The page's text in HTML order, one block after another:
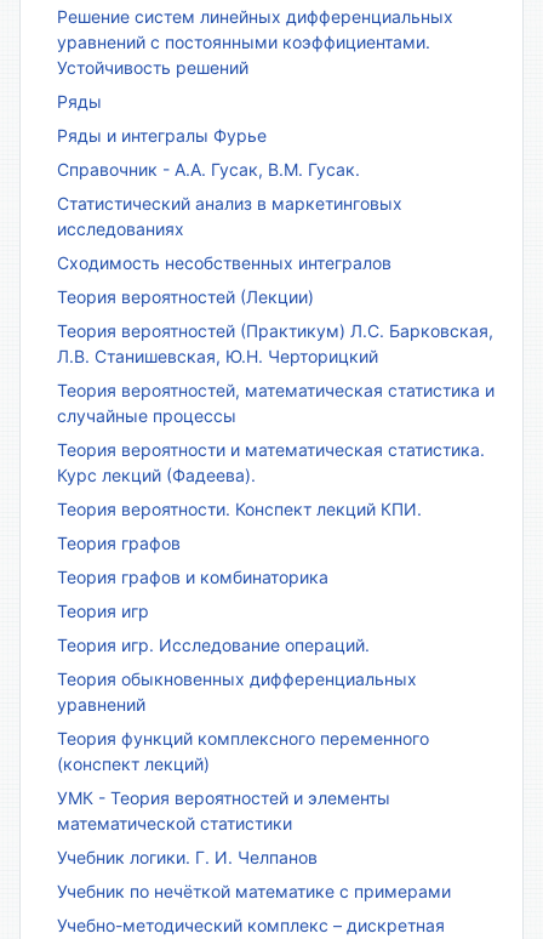
Решение систем линейных дифференциальных
уравнений с постоянными коэффициентами.
Устойчивость решений
Ряды
Ряды и интегралы Фурье
Справочник - А.А. Гусак, В.М. Гусак.
Статистический анализ в маркетинговых
исследованиях
Сходимость несобственных интегралов
Теория вероятностей (Лекции)
Теория вероятностей (Практикум) Л.С. Барковская,
Л.В. Станишевская, Ю.Н. Черторицкий
Теория вероятностей, математическая статистика и
случайные процессы
Теория вероятности и математическая статистика.
Курс лекций (Фадеева).
Теория вероятности. Конспект лекций КПИ.
Теория графов
Теория графов и комбинаторика
Теория игр
Теория игр. Исследование операций.
Теория обыкновенных дифференциальных
уравнений
Теория функций комплексного переменного
(конспект лекций)
УМК - Теория вероятностей и элементы
математической статистики
Учебник логики. Г. И. Челпанов
Учебник по нечёткой математике с примерами
Учебно-методический комплекс – дискретная